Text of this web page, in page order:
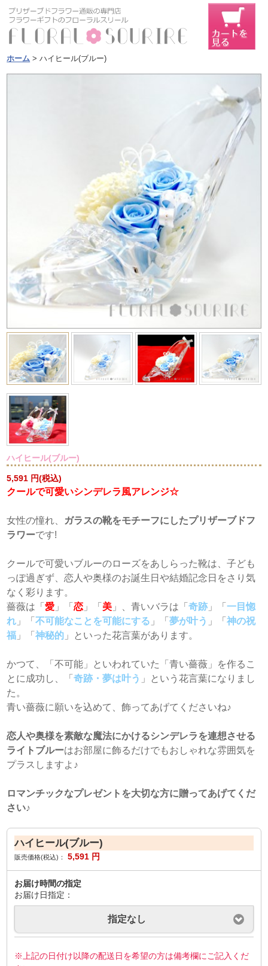
ホーム > ハイヒール(ブルー)
ハイヒール(ブルー)
5,591 円(税込)
クールで可愛いシンデレラ風アレンジ☆
女性の憧れ、
ガラスの靴をモチーフにしたプリザーブドフ
ラワーです!
クールで可愛いブルーのローズをあしらった靴は、子ども
っぽ過ぎず、恋人や奥様のお誕生日や結婚記念日をさり気
なく彩ります。
薔薇は「愛 」「恋 」「 美 」、青いバラは「奇跡 」「一目惚
れ 」「不可能なことを可能にする 」「夢が叶う 」「神の祝
福 」「神秘的 」といった花言葉があります。
かつて、「不可能」といわれていた「青い薔薇」を作るこ
とに成功し、「奇跡・夢は叶う 」という花言葉になりまし
た。
青い薔薇に願いを込めて、飾ってあげてくださいね♪
恋人や奥様を素敵な魔法にかけるシンデレラを連想させる
ライトブルーはお部屋に飾るだけでもおしゃれな雰囲気を
プラスしますよ♪
ロマンチックなプレゼントを大切な方に贈ってあげてくだ
さい♪
ハイヒール(ブルー)
販売価格(税込)： 5,591 円
お届け時間の指定
お届け日指定：
指定なし
※上記の日付け以降の配送日を希望の方は備考欄にご記入くだ